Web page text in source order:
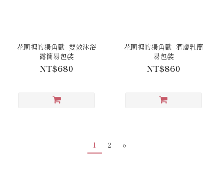
花園裡的獨角獸- 雙效沐浴
露簡易包裝
NT$680
花園裡的獨角獸- 潤膚乳簡
易包裝
NT$860
1 2 »